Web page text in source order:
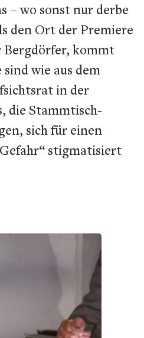
– wo sonst nur derbe
den Ort der Premiere
Bergdörfer, kommt
wie aus dem
in der
die Stammtisch-
sich für einen
stigmatisiert